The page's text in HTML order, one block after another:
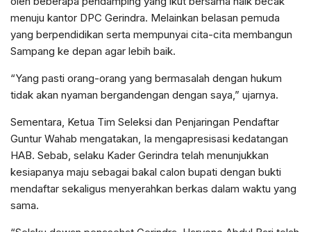
menuju kantor DPC Gerindra. Melainkan belasan pemuda
yang berpendidikan serta mempunyai cita-cita membangun
Sampang ke depan agar lebih baik.
“Yang pasti orang-orang yang bermasalah dengan hukum
tidak akan nyaman bergandengan dengan saya,” ujarnya.
Sementara, Ketua Tim Seleksi dan Penjaringan Pendaftar
Guntur Wahab mengatakan, Ia mengapresisasi kedatangan
HAB. Sebab, selaku Kader Gerindra telah menunjukkan
kesiapanya maju sebagai bakal calon bupati dengan bukti
mendaftar sekaligus menyerahkan berkas dalam waktu yang
sama.